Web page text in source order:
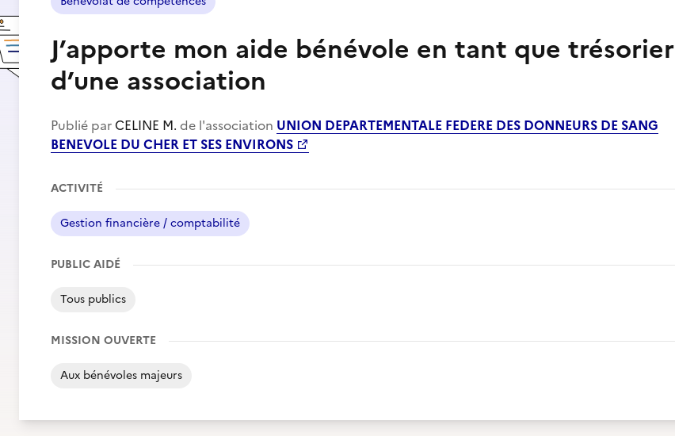
J’apporte mon aide bénévole en tant que trésorier
d’une association
Publié par CELINE M. de l'association UNION DEPARTEMENTALE FEDERE DES DONNEURS DE SANG
BENEVOLE DU CHER ET SES ENVIRONS
ACTIVITÉ
Gestion financière / comptabilité
PUBLIC AIDÉ
Tous publics
MISSION OUVERTE
Aux bénévoles majeurs